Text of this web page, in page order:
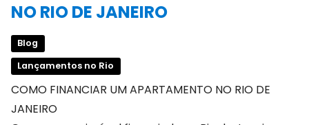
NO RIO DE JANEIRO
Blog
Lançamentos no Rio
COMO FINANCIAR UM APARTAMENTO NO RIO DE
JANEIRO